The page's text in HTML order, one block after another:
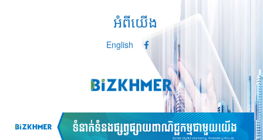
អំពីយើង
English